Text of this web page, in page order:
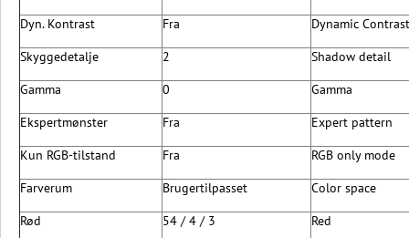
Dyn. Kontrast
Fra
Dynamic Contrast
Skyggedetalje
2
Shadow detail
Gamma
0
Gamma
Ekspertmønster
Fra
Expert pattern
Kun RGB-tilstand
Fra
RGB only mode
Farverum
Brugertilpasset
Color space
Rød
54 / 4 / 3
Red